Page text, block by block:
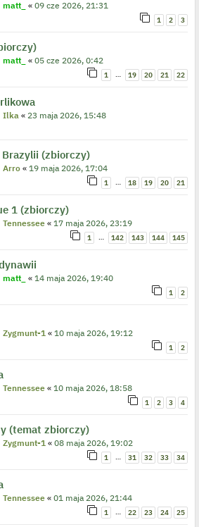
matt_ « 09 cze 2026, 21:31
1 2 3
matt_ « 05 cze 2026, 0:42
1 … 19 20 21 22
Ilka « 23 maja 2026, 15:48
(zbiorczy)
Arro « 19 maja 2026, 17:04
1 … 18 19 20 21
1 (zbiorczy)
Tennessee « 17 maja 2026, 23:19
1 … 142 143 144 145
matt_ « 14 maja 2026, 19:40
1 2
Zygmunt-1 « 10 maja 2026, 19:12
1 2
Tennessee « 10 maja 2026, 18:58
1 2 3 4
(temat zbiorczy)
Zygmunt-1 « 08 maja 2026, 19:02
1 … 31 32 33 34
Tennessee « 01 maja 2026, 21:44
1 … 22 23 24 25